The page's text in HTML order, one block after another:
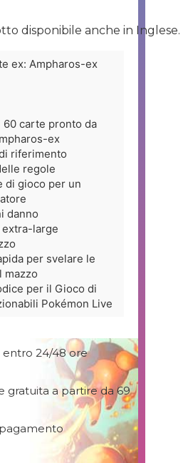
entro 24/48 ore
gratuita a partire da 69
disponibile anche in Inglese.
ex: Ampharos-ex
60 carte pronto da
ex
riferimento
regole
di gioco per un
danno
extra-large
per svelare le
mazzo
per il Gioco di
Pokémon Live